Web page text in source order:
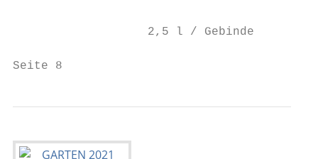
2,5 l / Gebinde
Seite 8